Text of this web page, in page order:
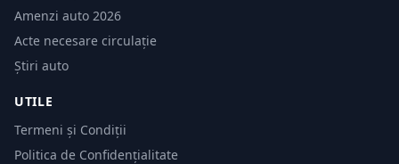
Amenzi auto 2026
Acte necesare circulație
Știri auto
UTILE
Termeni și Condiții
Politica de Confidențialitate